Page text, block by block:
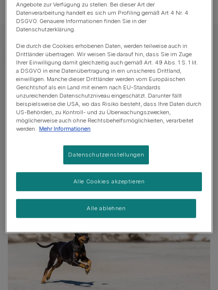
Steckbrief
Eigenschaften
Angebote zur Verfügung zu stellen. Bei dieser Art der
Datenverarbeitung handelt es sich um Profiling gemäß Art 4 Nr. 4
DSGVO. Genauere Informationen finden Sie in der
Datenschutzerklärung.
Die durch die Cookies erhobenen Daten, werden teilweise auch in
Drittländer übertragen. Wir weisen Sie darauf hin, dass Sie im Zuge
Ihrer Einwilligung damit gleichzeitig auch gemäß Art. 49 Abs. 1 S. 1 lit.
a DSGVO in eine Datenübertragung in ein unsicheres Drittland,
einwilligen. Manche dieser Drittländer werden vom Europäischen
Gerichtshof als ein Land mit einem nach EU-Standards
unzureichenden Datenschutzniveau eingeschätzt. Darunter fällt
beispielsweise die USA, wo das Risiko besteht, dass Ihre Daten durch
US-Behörden, zu Kontroll- und zu Überwachungszwecken,
möglicherweise auch ohne Rechtsbehelfsmöglichkeiten, verarbeitet
werden. Mehr Informationen
Datenschutzeinstellungen
Alle ablehnen
Alle Cookies akzeptieren